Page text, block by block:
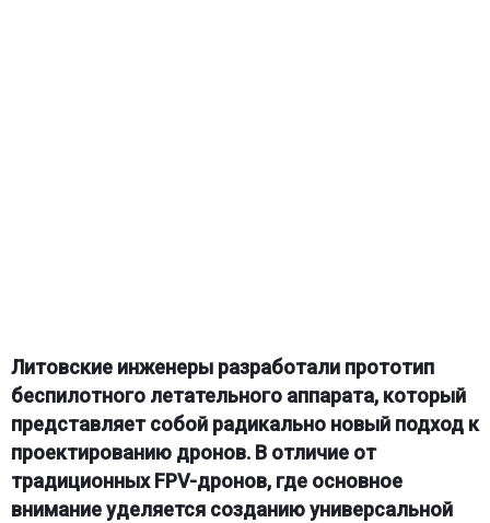
Литовские инженеры разработали прототип
беспилотного летательного аппарата, который
представляет собой радикально новый подход к
проектированию дронов. В отличие от
традиционных FPV-дронов, где основное
внимание уделяется созданию универсальной